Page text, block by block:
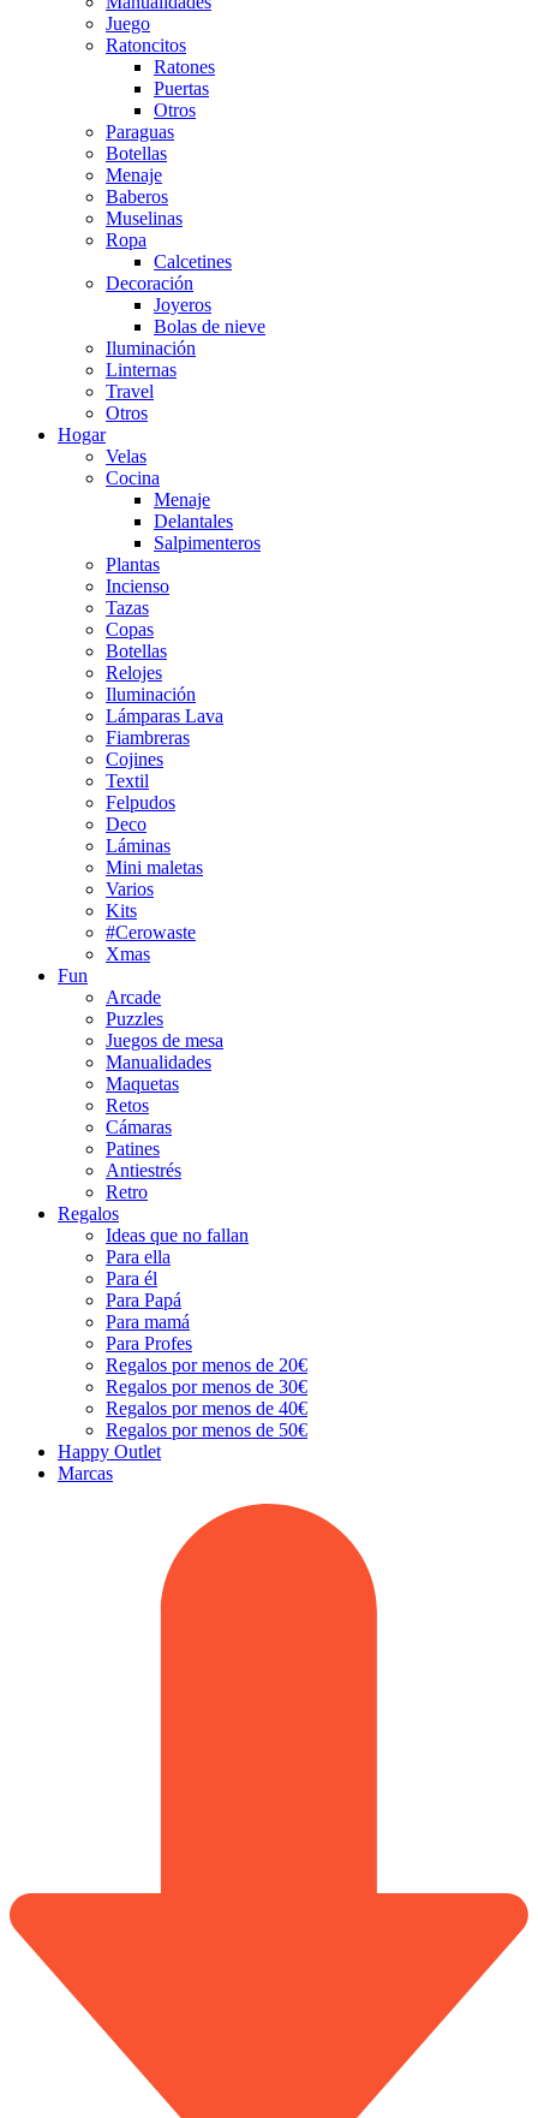
Juego
Ratoncitos
Ratones
Puertas
Otros
Paraguas
Botellas
Menaje
Baberos
Muselinas
Ropa
Calcetines
Decoración
Joyeros
Bolas de nieve
Iluminación
Linternas
Travel
Otros
Hogar
Velas
Cocina
Menaje
Delantales
Salpimenteros
Plantas
Incienso
Tazas
Copas
Botellas
Relojes
Iluminación
Lámparas Lava
Fiambreras
Cojines
Textil
Felpudos
Deco
Láminas
Mini maletas
Varios
Kits
#Cerowaste
Xmas
Fun
Arcade
Puzzles
Juegos de mesa
Manualidades
Maquetas
Retos
Cámaras
Patines
Antiestrés
Retro
Regalos
Ideas que no fallan
Para ella
Para él
Para Papá
Para mamá
Para Profes
Regalos por menos de 20€
Regalos por menos de 30€
Regalos por menos de 40€
Regalos por menos de 50€
Happy Outlet
Marcas